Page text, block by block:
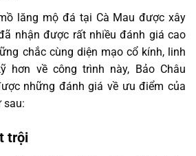
lăng mộ đá tại Cà Mau được xây
nhận được rất nhiều đánh giá cao
chắc cùng diện mạo cổ kính, linh
hơn về công trình này, Bảo Châu
những đánh giá về ưu điểm của
sau:
trội